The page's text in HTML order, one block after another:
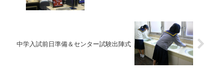
中学入試前日準備＆センター試験出陣式